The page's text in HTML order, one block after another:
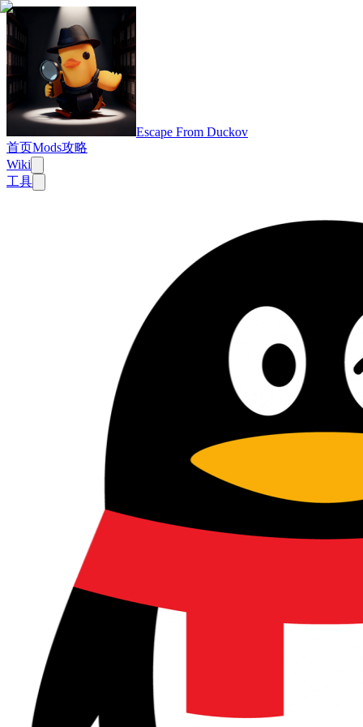
Escape From Duckov
首页Mods攻略
Wiki
工具